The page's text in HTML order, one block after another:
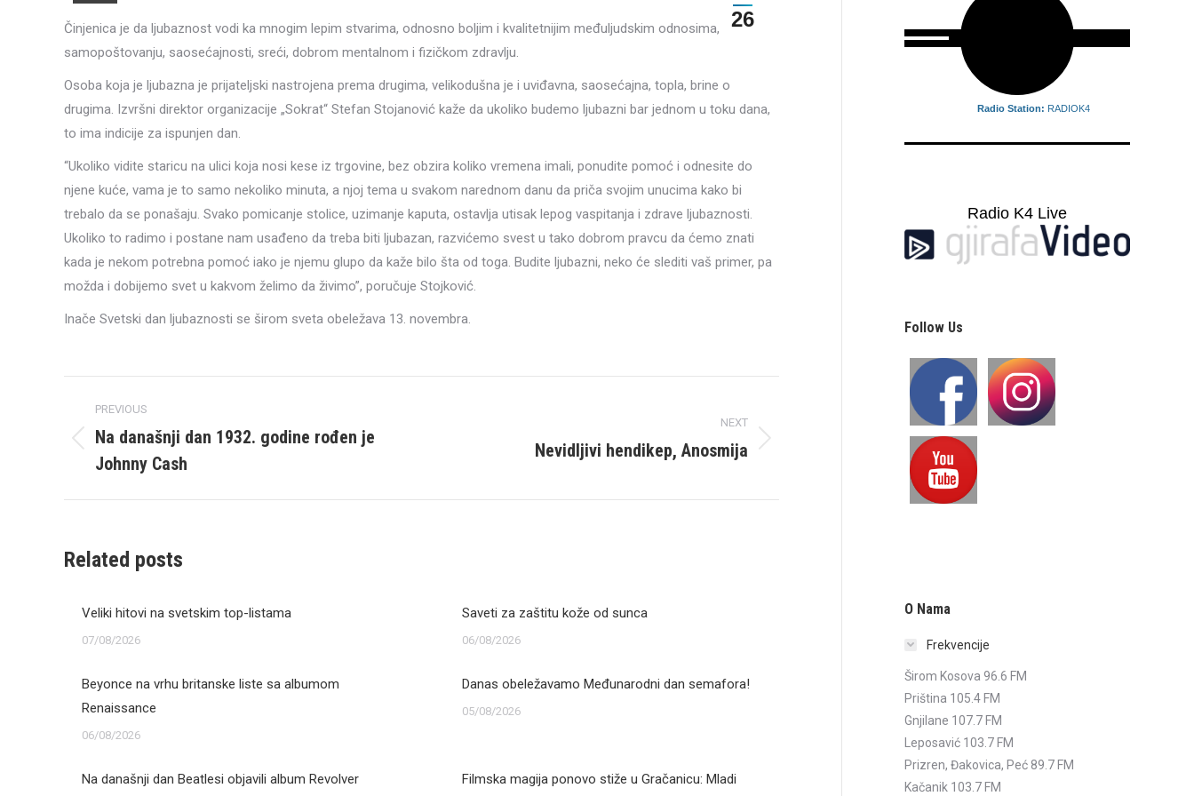
26
Činjenica je da ljubaznost vodi ka mnogim lepim stvarima, odnosno boljim i kvalitetnijim međuljudskim odnosima,
samopoštovanju, saosećajnosti, sreći, dobrom mentalnom i fizičkom zdravlju.
Osoba koja je ljubazna je prijateljski nastrojena prema drugima, velikodušna je i uviđavna, saosećajna, topla, brine o
drugima. Izvršni direktor organizacije „Sokrat“ Stefan Stojanović kaže da ukoliko budemo ljubazni bar jednom u toku dana,
to ima indicije za ispunjen dan.
“Ukoliko vidite staricu na ulici koja nosi kese iz trgovine, bez obzira koliko vremena imali, ponudite pomoć i odnesite do
njene kuće, vama je to samo nekoliko minuta, a njoj tema u svakom narednom danu da priča svojim unucima kako bi
trebalo da se ponašaju. Svako pomicanje stolice, uzimanje kaputa, ostavlja utisak lepog vaspitanja i zdrave ljubaznosti.
Ukoliko to radimo i postane nam usađeno da treba biti ljubazan, razvićemo svest u tako dobrom pravcu da ćemo znati
kada je nekom potrebna pomoć iako je njemu glupo da kaže bilo šta od toga. Budite ljubazni, neko će slediti vaš primer, pa
možda i dobijemo svet u kakvom želimo da živimo”, poručuje Stojković.
Inače Svetski dan ljubaznosti se širom sveta obeležava 13. novembra.
navigation
PREVIOUS
Previous
post:
Na današnji dan 1932. godine rođen je
Johnny Cash
NEXT
Nevidljivi hendikep, Anosmija
Related posts
Veliki hitovi na svetskim top-listama
07/08/2026
Saveti za zaštitu kože od sunca
06/08/2026
Beyonce na vrhu britanske liste sa albumom
Renaissance
06/08/2026
Danas obeležavamo Međunarodni dan semafora!
05/08/2026
Na današnji dan Beatlesi objavili album Revolver
Filmska magija ponovo stiže u Gračanicu: Mladi
Radio Station: RADIOK4
Radio K4 Live
Follow Us
O Nama
Frekvencije
Širom Kosova 96.6 FM
Priština 105.4 FM
Gnjilane 107.7 FM
Leposavić 103.7 FM
Prizren, Đakovica, Peć 89.7 FM
Kačanik 103.7 FM